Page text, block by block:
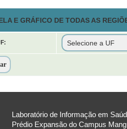
E GRÁFICO DE TODAS AS
Laboratório de Informação em
Prédio Expansão do Campus